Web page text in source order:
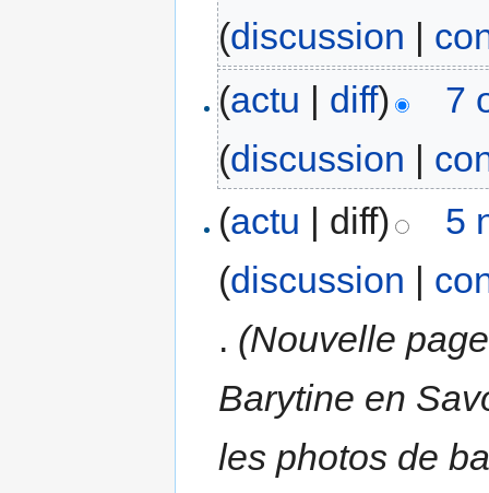
(discussion |
(actu | diff)
7
(discussion |
(actu | diff)
5
(discussion |
. (Nouvelle
Barytine en
les photos de